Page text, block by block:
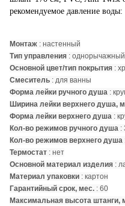
рекомендуемое давление воды:
Монтаж : настенный
Тип управления : однорычажный
Основной цвет/тип покрытия :
Смеситель : для ванны
Форма лейки ручного душа :
Ширина лейки верхнего душа,
Форма лейки верхнего душа :
Кол-во режимов ручного душа :
Кол-во режимов верхнего душа
Термостат : нет
Основной материал изделия :
Материал упаковки : картон
Гарантийный срок, мес. : 60
Максимальная высота штанги,